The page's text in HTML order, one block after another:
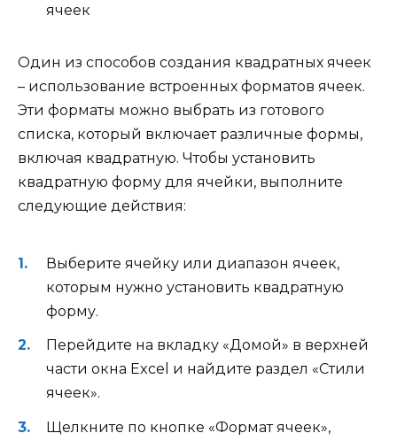
ячеек
Один из способов создания квадратных ячеек
– использование встроенных форматов ячеек.
Эти форматы можно выбрать из готового
списка, который включает различные формы,
включая квадратную. Чтобы установить
квадратную форму для ячейки, выполните
следующие действия:
Выберите ячейку или диапазон ячеек,
которым нужно установить квадратную
форму.
Перейдите на вкладку «Домой» в верхней
части окна Excel и найдите раздел «Стили
ячеек».
Щелкните по кнопке «Формат ячеек»,